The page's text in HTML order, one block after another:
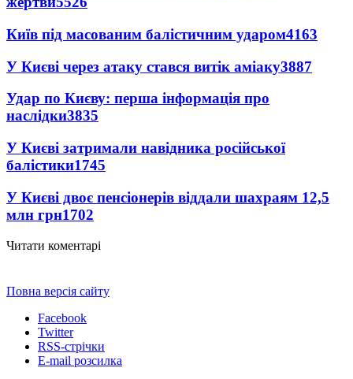
Київ під масованим балістичним ударом4163
У Києві через атаку стався витік аміаку3887
Удар по Києву: перша інформація про
наслідки3835
У Києві затримали навідника російської
балістики1745
У Києві двоє пенсіонерів віддали шахраям 12,5
млн грн1702
Читати коментарі
Повна версія сайту
Facebook
Twitter
RSS-стрічки
E-mail розсилка